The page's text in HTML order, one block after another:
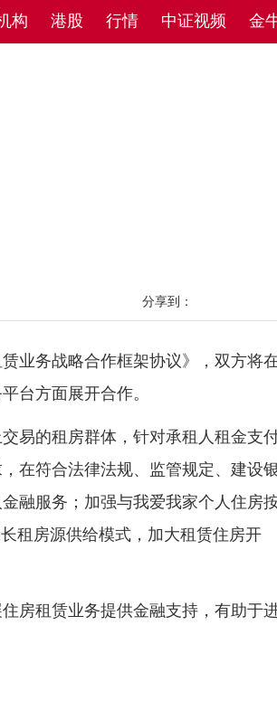
构 港股 行情 中证视频 金
分享到：
业务战略合作框架协议》，双方将
台方面展开合作。
易的租房群体，针对承租人租金支
在符合法律法规、监管规定、建设银
融服务；加强与我爱我家个人住房
租房源供给模式，加大租赁住房开
房租赁业务提供金融支持，有助于